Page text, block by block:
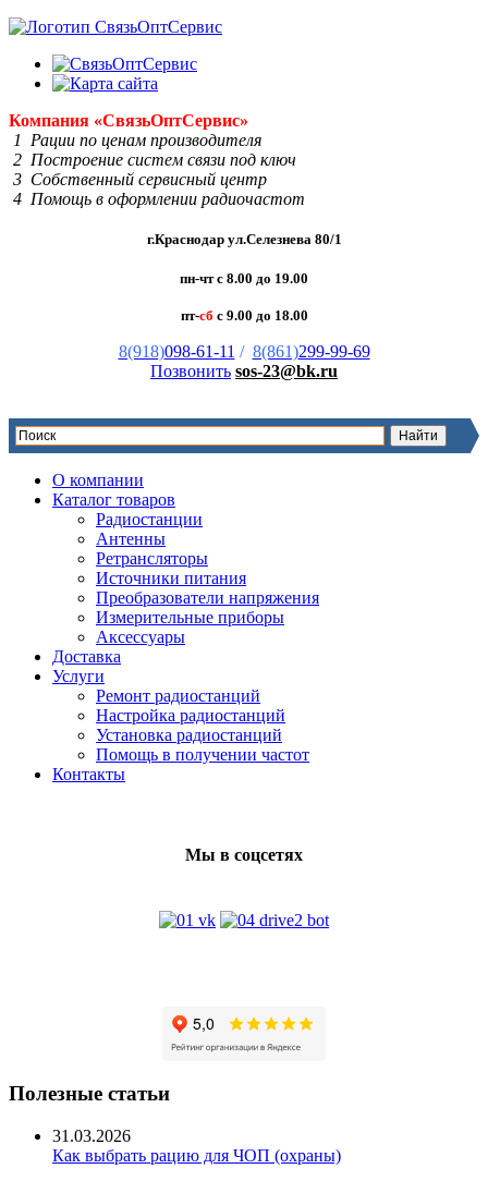
Компания «СвязьОптСервис»
1 Рации по ценам производителя
2 Построение систем связи под ключ
3 Собственный сервисный центр
4 Помощь в оформлении радиочастот
г.Краснодар ул.Селезнева 80/1
пн-чт с 8.00 до 19.00
пт-сб с 9.00 до 18.00
8(918)098-61-11 / 8(861)299-99-69
Позвонить sos-23@bk.ru
О компании
Каталог товаров
Радиостанции
Антенны
Ретрансляторы
Источники питания
Преобразователи напряжения
Измерительные приборы
Аксессуары
Доставка
Услуги
Ремонт радиостанций
Настройка радиостанций
Установка радиостанций
Помощь в получении частот
Контакты
Мы в соцсетях
Полезные статьи
31.03.2026
Как выбрать рацию для ЧОП (охраны)